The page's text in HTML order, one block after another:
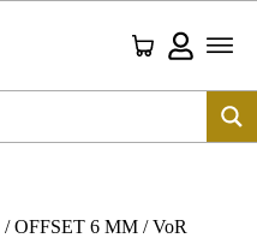
/OFFSET 6 MM / VoR